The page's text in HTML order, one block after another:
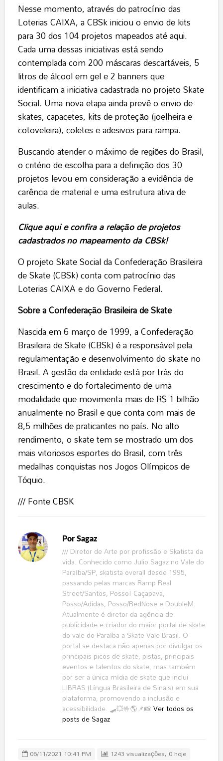
Nesse momento, através do patrocínio das
Loterias CAIXA, a CBSk iniciou o envio de kits
para 30 dos 104 projetos mapeados até aqui.
Cada uma dessas iniciativas está sendo
contemplada com 200 máscaras descartáveis, 5
litros de álcool em gel e 2 banners que
identificam a iniciativa cadastrada no projeto Skate
Social. Uma nova etapa ainda prevê o envio de
skates, capacetes, kits de proteção (joelheira e
cotoveleira), coletes e adesivos para rampa.
Buscando atender o máximo de regiões do Brasil,
o critério de escolha para a definição dos 30
projetos levou em consideração a evidência de
carência de material e uma estrutura ativa de
aulas.
Clique aqui e confira a relação de projetos
cadastrados no mapeamento da CBSk!
O projeto Skate Social da Confederação Brasileira
de Skate (CBSk) conta com patrocínio das
Loterias CAIXA e do Governo Federal.
Sobre a Confederação Brasileira de Skate
Nascida em 6 março de 1999, a Confederação
Brasileira de Skate (CBSk) é a responsável pela
regulamentação e desenvolvimento do skate no
Brasil. A gestão da entidade está por trás do
crescimento e do fortalecimento de uma
modalidade que movimenta mais de R$ 1 bilhão
anualmente no Brasil e que conta com mais de
8,5 milhões de praticantes no país. No alto
rendimento, o skate tem se mostrado um dos
mais vitoriosos esportes do Brasil, com três
medalhas conquistas nos Jogos Olímpicos de
Tóquio.
/// FonteCBSK
Por Sagaz
/// Diretor de Arte por profissão e Skatista da
vida. Conhecido como Julio Sagaz no Vale do
Paraíba/SP, skatista overall desde 1995,
passando pelas marcas Ramp Real
Street/Santos, Posso! Caçapava,
Posso/Adidas, Posso/RedNose e DoubleM.
Atualmente é diretor da agência de
publicidade e criador do maior portal de skate
do vale do Paraíba a Skate Vale Brasil. O
portal se destaca não apenas por divulgar os
principais picos de skate, pistas, principais
eventos e talentos do skate, mas também
por ser a única mídia de skate que inclui
LIBRAS (Língua Brasileira de Sinais) em sua
plataforma, promovendo a inclusão e
acessibilidade. 🛹💥🤟🌎📌📸Ver todos os
posts de Sagaz
06/11/2021 10:41 PM 1243 visualizações, 0 hoje